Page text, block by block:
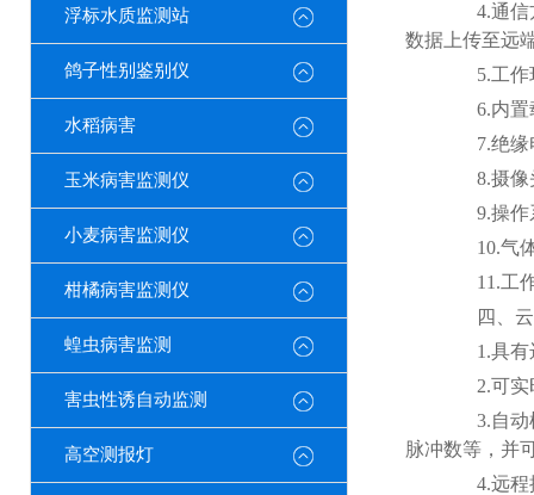
浮标水质监测站
鸽子性别鉴别仪
水稻病害
玉米病害监测仪
小麦病害监测仪
柑橘病害监测仪
蝗虫病害监测
害虫性诱自动监测
高空测报灯
4.通信方
数据上传至远
5.工作环
6.内置载
7.绝缘
8.摄像
9.操作
10.气体
11.工作
四、云
1.具有远
2.可实时
3.自动模
脉冲数等，并
4.远程控